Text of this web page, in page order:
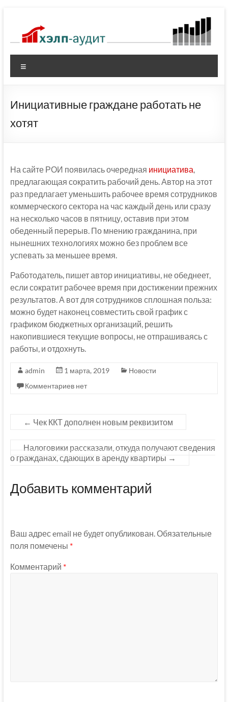
содержимому
Инициативные граждане работать не
хотят
На сайте РОИ появилась очередная инициатива,
предлагающая сократить рабочий день. Автор на этот
раз предлагает уменьшить рабочее время сотрудников
коммерческого сектора на час каждый день или сразу
на несколько часов в пятницу, оставив при этом
обеденный перерыв. По мнению гражданина, при
нынешних технологиях можно без проблем все
успевать за меньшее время.
Работодатель, пишет автор инициативы, не обеднеет,
если сократит рабочее время при достижении прежних
результатов. А вот для сотрудников сплошная польза:
можно будет наконец совместить свой график с
графиком бюджетных организаций, решить
накопившиеся текущие вопросы, не отпрашиваясь с
работы, и отдохнуть.
admin 1 марта, 2019
Новости
Комментариев нет
← Чек ККТ дополнен новым реквизитом
Налоговики рассказали, откуда получают сведения
о гражданах, сдающих в аренду квартиры →
Добавить комментарий
Ваш адрес email не будет опубликован. Обязательные
поля помечены *
Комментарий *